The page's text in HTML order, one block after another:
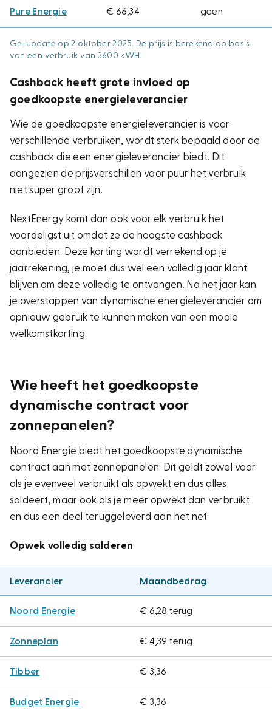
Pure Energie € 66,34 geen
Ge-update op 2 oktober 2025. De prijs is berekend op basis
van een verbruik van 3600 kWH.
Cashback heeft grote invloed op
goedkoopste energieleverancier
Wie de goedkoopste energieleverancier is voor
verschillende verbruiken, wordt sterk bepaald door de
cashback die een energieleverancier biedt. Dit
aangezien de prijsverschillen voor puur het verbruik
niet super groot zijn.
NextEnergy komt dan ook voor elk verbruik het
voordeligst uit omdat ze de hoogste cashback
aanbieden. Deze korting wordt verrekend op je
jaarrekening, je moet dus wel een volledig jaar klant
blijven om deze volledig te ontvangen. Na het jaar kan
je overstappen van dynamische energieleverancier om
opnieuw gebruik te kunnen maken van een mooie
welkomstkorting.
Wie heeft het goedkoopste
dynamische contract voor
zonnepanelen?
Noord Energie biedt het goedkoopste dynamische
contract aan met zonnepanelen. Dit geldt zowel voor
als je evenveel verbruikt als opwekt en dus alles
saldeert, maar ook als je meer opwekt dan verbruikt
en dus een deel teruggeleverd aan het net.
Opwek volledig salderen
Leverancier Maandbedrag
Noord Energie € 6,28 terug
Zonneplan € 4,39 terug
Tibber € 3,36
Budget Energie € 3,36